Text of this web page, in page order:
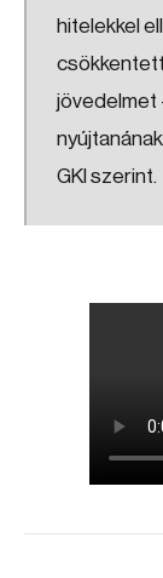
hitelekkel
jövedelmet
GKI szerint.